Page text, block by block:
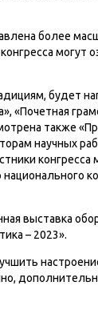
более
могут
будет
«Почетная
также
научных
конгресса
выставка
– 2023».